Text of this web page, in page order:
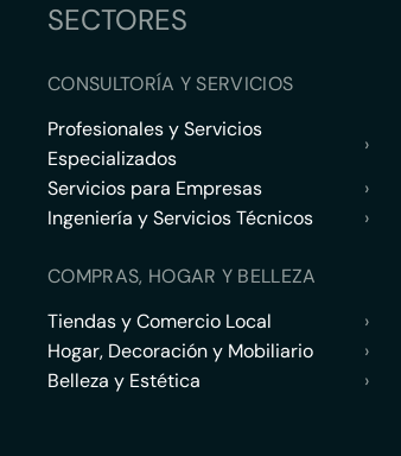
SECTORES
CONSULTORÍA Y SERVICIOS
Profesionales y Servicios
Especializados
›
Servicios para Empresas
›
Ingeniería y Servicios Técnicos
›
COMPRAS, HOGAR Y BELLEZA
Tiendas y Comercio Local
›
Hogar, Decoración y Mobiliario
›
Belleza y Estética
›